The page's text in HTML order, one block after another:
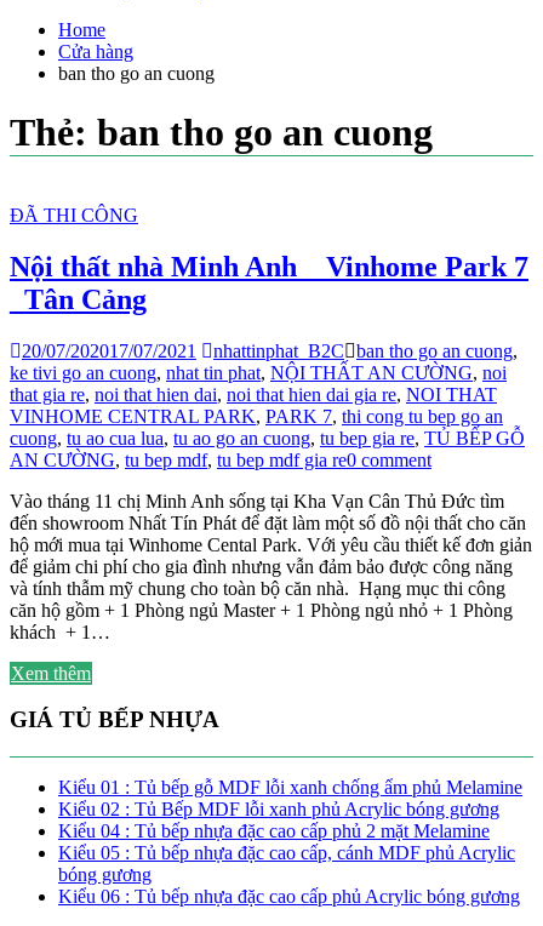
Home
Cửa hàng
ban tho go an cuong
Thẻ: ban tho go an cuong
ĐÃ THI CÔNG
Nội thất nhà Minh Anh _ Vinhome Park 7
_Tân Cảng
20/07/202017/07/2021 nhattinphat_B2C ban tho go an cuong,
ke tivi go an cuong, nhat tin phat, NỘI THẤT AN CƯỜNG, noi
that gia re, noi that hien dai, noi that hien dai gia re, NOI THAT
VINHOME CENTRAL PARK, PARK 7, thi cong tu bep go an
cuong, tu ao cua lua, tu ao go an cuong, tu bep gia re, TỦ BẾP GỖ
AN CƯỜNG, tu bep mdf, tu bep mdf gia re0 comment
Vào tháng 11 chị Minh Anh sống tại Kha Vạn Cân Thủ Đức tìm
đến showroom Nhất Tín Phát để đặt làm một số đồ nội thất cho căn
hộ mới mua tại Winhome Cental Park. Với yêu cầu thiết kế đơn giản
để giảm chi phí cho gia đình nhưng vẫn đảm bảo được công năng
và tính thẫm mỹ chung cho toàn bộ căn nhà. Hạng mục thi công
căn hộ gồm + 1 Phòng ngủ Master + 1 Phòng ngủ nhỏ + 1 Phòng
khách + 1…
Xem thêm
GIÁ TỦ BẾP NHỰA
Kiểu 01 : Tủ bếp gỗ MDF lỗi xanh chống ẩm phủ Melamine
Kiểu 02 : Tủ Bếp MDF lỗi xanh phủ Acrylic bóng gương
Kiểu 04 : Tủ bếp nhựa đặc cao cấp phủ 2 mặt Melamine
Kiểu 05 : Tủ bếp nhựa đặc cao cấp, cánh MDF phủ Acrylic
bóng gương
Kiểu 06 : Tủ bếp nhựa đặc cao cấp phủ Acrylic bóng gương